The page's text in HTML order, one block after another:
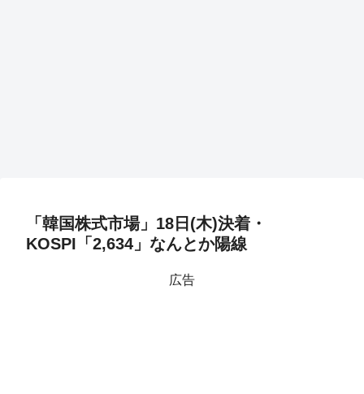
「韓国株式市場」18日(木)決着・
KOSPI「2,634」なんとか陽線
広告